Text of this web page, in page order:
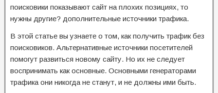
поисковики показывают сайт на плохих позициях, то
нужны другие? дополнительные источники трафика.
В этой статье вы узнаете о том, как получить трафик без
поисковиков. Альтернативные источники посетителей
помогут развиться новому сайту. Но их не следует
воспринимать как основные. Основными генераторами
трафика они никогда не станут, и не должны ими быть.